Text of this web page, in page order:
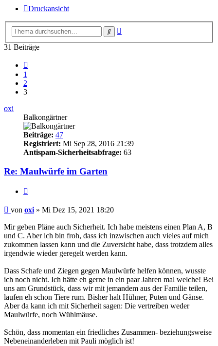
Druckansicht
Suche
31 Beiträge
1
2
3
oxi
Balkongärtner
Beiträge: 47
Registriert: Mi Sep 28, 2016 21:39
Antispam-Sicherheitsabfrage: 63
Re: Maulwürfe im Garten
Beitrag
von oxi» Mi Dez 15, 2021 18:20
Mir geben Pläne auch Sicherheit. Ich habe meistens einen Plan A, B
und C. Aber ich bin froh, dass ich inzwischen auch vieles auf mich
zukommen lassen kann und die Zuversicht habe, dass trotzdem alles
irgendwie wieder geregelt werden kann.
Dass Schafe und Ziegen gegen Maulwürfe helfen können, wusste
ich noch nicht. Ich hätte eh gerne in ein paar Jahren mal welche! Bei
uns am Grundstück, dass wir mit jemandem aus der Familie teilen,
laufen eh schon Tiere rum. Bisher halt Hühner, Puten und Gänse.
Aber da kann ich mit Sicherheit sagen: Die vertreiben weder
Maulwürfe, noch Wühlmäuse.
Schön, dass momentan ein friedliches Zusammen- beziehungsweise
Nebeneinanderleben mit Pauli möglich ist!